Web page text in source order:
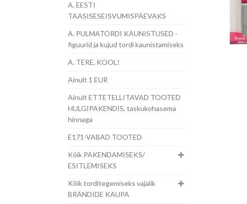
A. EESTI
TAASISESEISVUMISPÄEVAKS
A. PULMATORDI KAUNISTUSED -
figuurid ja kujud tordi kaunistamiseks
A. TERE, KOOL!
Ainult 1 EUR
Ainult ETTETELLITAVAD TOOTED
HULGIPAKENDIS, taskukohasema
hinnaga
E171-VABAD TOOTED
Kõik PAKENDAMISEKS/
ESITLEMISEKS
Kõik torditegemiseks vajalik
BRÄNDIDE KAUPA